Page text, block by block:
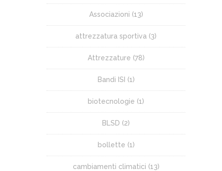
Associazioni (13)
attrezzatura sportiva (3)
Attrezzature (78)
Bandi ISI (1)
biotecnologie (1)
BLSD (2)
bollette (1)
cambiamenti climatici (13)